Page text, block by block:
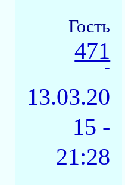
Гость
471
-
13.03.20
15 -
21:28